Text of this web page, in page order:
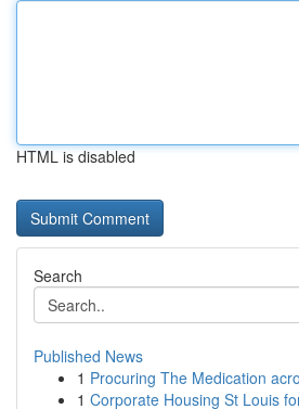
HTML is disabled
Search
Published News
1 Procuring The Medication
1 Corporate Housing St Louis